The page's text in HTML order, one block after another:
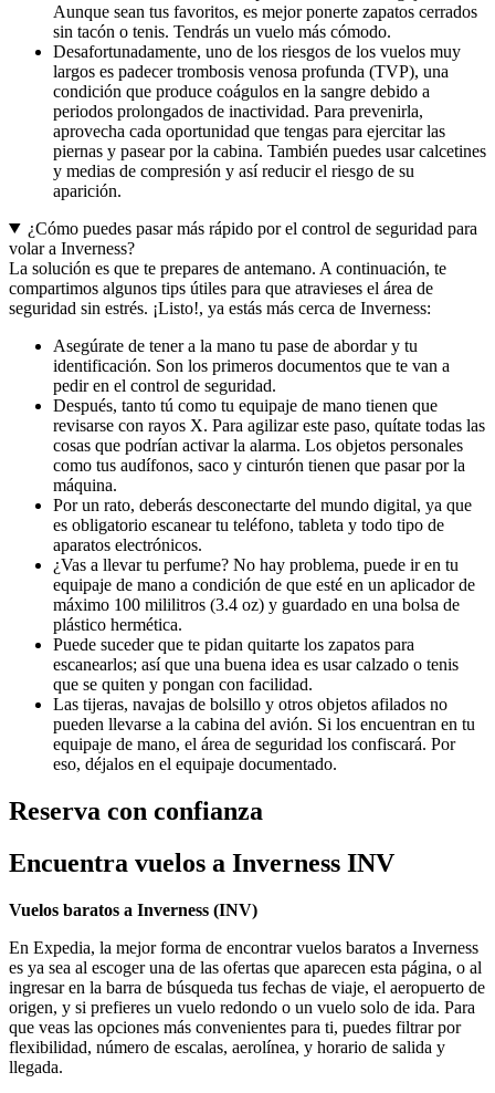
Aunque sean tus favoritos, es mejor ponerte zapatos cerrados
sin tacón o tenis. Tendrás un vuelo más cómodo.
Desafortunadamente, uno de los riesgos de los vuelos muy
largos es padecer trombosis venosa profunda (TVP), una
condición que produce coágulos en la sangre debido a
periodos prolongados de inactividad. Para prevenirla,
aprovecha cada oportunidad que tengas para ejercitar las
piernas y pasear por la cabina. También puedes usar calcetines
y medias de compresión y así reducir el riesgo de su
aparición.
¿Cómo puedes pasar más rápido por el control de seguridad para
volar a Inverness?
La solución es que te prepares de antemano. A continuación, te
compartimos algunos tips útiles para que atravieses el área de
seguridad sin estrés. ¡Listo!, ya estás más cerca de Inverness:
Asegúrate de tener a la mano tu pase de abordar y tu
identificación. Son los primeros documentos que te van a
pedir en el control de seguridad.
Después, tanto tú como tu equipaje de mano tienen que
revisarse con rayos X. Para agilizar este paso, quítate todas las
cosas que podrían activar la alarma. Los objetos personales
como tus audífonos, saco y cinturón tienen que pasar por la
máquina.
Por un rato, deberás desconectarte del mundo digital, ya que
es obligatorio escanear tu teléfono, tableta y todo tipo de
aparatos electrónicos.
¿Vas a llevar tu perfume? No hay problema, puede ir en tu
equipaje de mano a condición de que esté en un aplicador de
máximo 100 mililitros (3.4 oz) y guardado en una bolsa de
plástico hermética.
Puede suceder que te pidan quitarte los zapatos para
escanearlos; así que una buena idea es usar calzado o tenis
que se quiten y pongan con facilidad.
Las tijeras, navajas de bolsillo y otros objetos afilados no
pueden llevarse a la cabina del avión. Si los encuentran en tu
equipaje de mano, el área de seguridad los confiscará. Por
eso, déjalos en el equipaje documentado.
Reserva con confianza
Encuentra vuelos a Inverness INV
Vuelos baratos a Inverness (INV)
En Expedia, la mejor forma de encontrar vuelos baratos a Inverness
es ya sea al escoger una de las ofertas que aparecen esta página, o al
ingresar en la barra de búsqueda tus fechas de viaje, el aeropuerto de
origen, y si prefieres un vuelo redondo o un vuelo solo de ida. Para
que veas las opciones más convenientes para ti, puedes filtrar por
flexibilidad, número de escalas, aerolínea, y horario de salida y
llegada.